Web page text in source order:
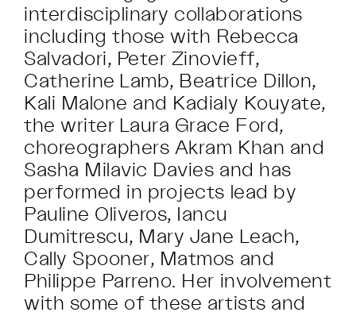
interdisciplinary collaborations
including those with Rebecca
Salvadori, Peter Zinovieff,
Catherine Lamb, Beatrice Dillon,
Kali Malone and Kadialy Kouyate,
the writer Laura Grace Ford,
choreographers Akram Khan and
Sasha Milavic Davies and has
performed in projects lead by
Pauline Oliveros, Iancu
Dumitrescu, Mary Jane Leach,
Cally Spooner, Matmos and
Philippe Parreno. Her involvement
with some of these artists and